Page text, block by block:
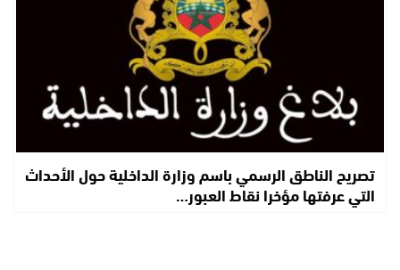
تصريح الناطق الرسمي باسم وزارة الداخلية حول الأحداث
التي عرفتها مؤخرا نقاط العبور…